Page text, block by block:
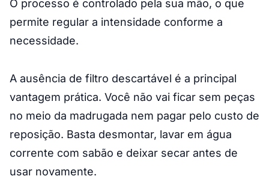
O processo é controlado pela sua mão, o que
permite regular a intensidade conforme a
necessidade.
A ausência de filtro descartável é a principal
vantagem prática. Você não vai ficar sem peças
no meio da madrugada nem pagar pelo custo de
reposição. Basta desmontar, lavar em água
corrente com sabão e deixar secar antes de
usar novamente.